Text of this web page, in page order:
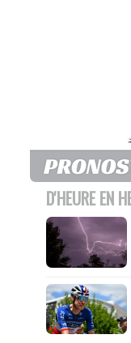
D'HEURE EN